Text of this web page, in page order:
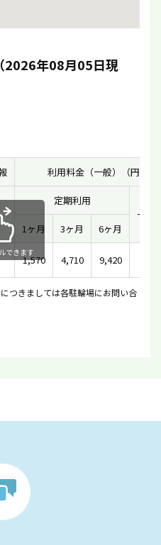
2026年08月05日現
利用料金（一般）（円）
定期利用
一時
1ヶ月
3ヶ月 6ヶ月
1,570 4,710 9,420
できます
つきましては各駐輪場にお問い合